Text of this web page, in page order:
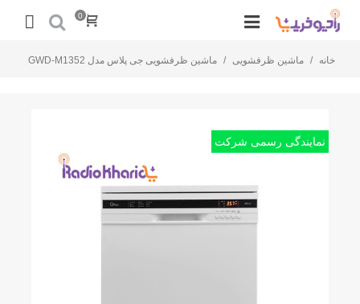
0
خانه / ماشین ظرفشویی / ماشین ظرفشویی جی پلاس مدل GWD-M1352
نمایندگی رسمی شرکت